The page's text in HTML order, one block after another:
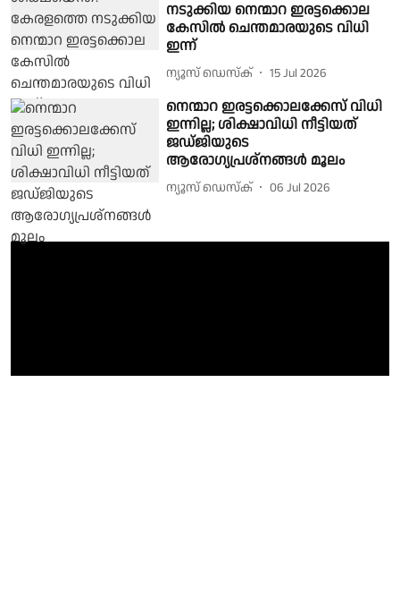
നടുക്കിയ നെന്മാറ ഇരട്ടക്കൊല
കേസിൽ ചെന്തമാരയുടെ വിധി
ഇന്ന്
ന്യൂസ് ഡെസ്ക് 15 Jul 2026
നെന്മാറ ഇരട്ടക്കൊലക്കേസ് വിധി
ഇന്നില്ല; ശിക്ഷാവിധി നീട്ടിയത്
ജഡ്ജിയുടെ
ആരോഗ്യപ്രശ്‌നങ്ങള്‍ മൂലം
ന്യൂസ് ഡെസ്ക് 06 Jul 2026